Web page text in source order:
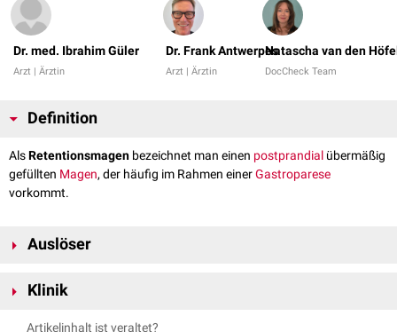
Dr. med. Ibrahim Güler
Arzt | Ärztin
Dr. Frank Antwerpes
Arzt | Ärztin
Natascha van den
DocCheck Team
Definition
AlsRetentionsmagen bezeichnet man einen postprandial übermäßig
gefüllten Magen, der häufig im Rahmen einerGastroparese
vorkommt.
Auslöser
Vagotomie
Klinik
postprandiales
Völlegefühl
Artikelinhalt ist veraltet?